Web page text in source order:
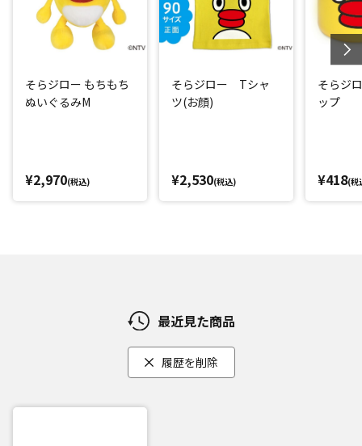
そらジロー もちもち
ぬいぐるみM
¥2,970(税込)
そらジロー Tシャ
ツ(お顔)
¥2,530(税込)
そらジ
ップ
¥418(税
最近見た商品
履歴を削除